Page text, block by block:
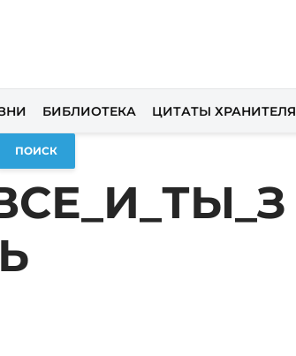
БИБЛИОТЕКА ЦИТАТЫ ХРАНИТЕЛЯ
ПОИСК